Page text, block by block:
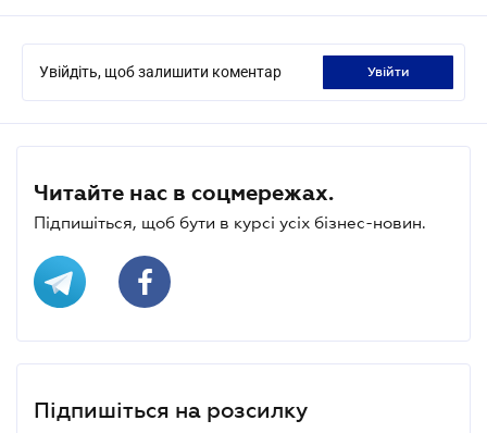
Увійдіть, щоб залишити коментар увійти
Читайте нас в соцмережах.
Підпишіться, щоб бути в курсі усіх бізнес-новин.
Підпишіться на розсилку